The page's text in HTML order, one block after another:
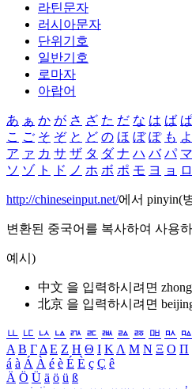
라틴문자
러시아문자
단위기호
일반기호
로마자
아랍어
あ ぁ か が さ ざ た だ な は ば ぱ
こ ご そ ぞ と ど の ほ ぼ ぽ も よ
ア ァ カ サ ザ タ ダ ナ ハ バ パ マ
ソ ゾ ト ド ノ ホ ボ ポ モ ヨ ョ ロ
http://chineseinput.net/에서 pinyin(
변환된 중국어를 복사하여 사용
예시)
中文 을 입력하시려면
北京 을 입력하시려면
ㅥ ㅦ ㅧ ㅨ ㅩ ㅪ ㅫ ㅬ ㅭ ㅮ ㅯ ㅰ
Α Β ΓΔ Ε Ζ Η Θ Ι ΚΛ Μ Ν Ξ Ο Π
á à Á À é è É È ç Ç ê
Ä Ö Ü ä ö ü ß